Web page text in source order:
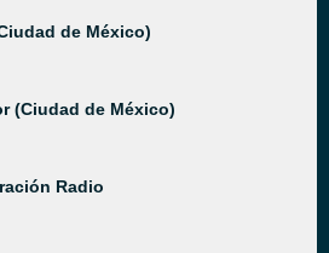
de México)
(Ciudad de México)
Radio